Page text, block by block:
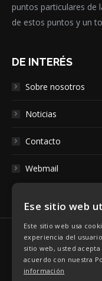
puntos particulares de
de estos puntos y un
DE INTERÉS
Sobre nosotros
Noticias
Contacto
Webmail
Ese sitio web
Este sitio web usa
experiencia del
sitio web, usted
acuerdo con nuestra
información